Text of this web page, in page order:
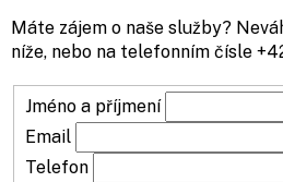
Máte zájem o naše služby?
níže, nebo na telefonním čísle
Jméno a příjmení
Email
Telefon